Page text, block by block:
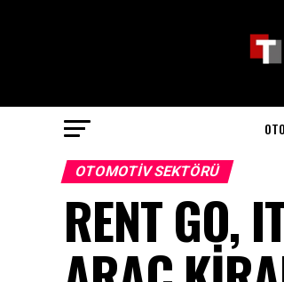
OTOMOTIV SEKTÖRÜ
RENT GO,